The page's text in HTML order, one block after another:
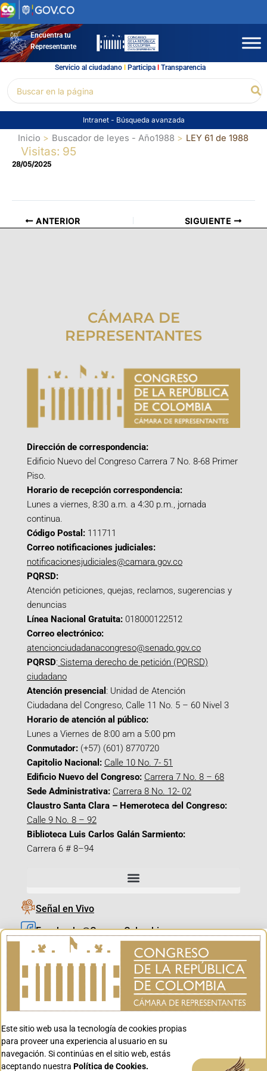
Ir
al
contenidoEncuentra tu
Representante
Servicio al ciudadano l Participal Transparencia
por:
Intranet - Búsqueda avanzada
Inicio Buscador de leyes - Año1988 LEY 61 de 1988
Visitas: 95
28/05/2025
ANTERIOR SIGUIENTE
CÁMARA DE
REPRESENTANTES
Dirección de correspondencia:
Edificio Nuevo del Congreso Carrera 7 No. 8-68 Primer
Piso.
Horario de recepción correspondencia:
Lunes a viernes, 8:30 a.m. a 4:30 p.m., jornada
continua.
Código Postal: 111711
Correo notificaciones judiciales:
notificacionesjudiciales@camara.gov.co
PQRSD:
Atención peticiones, quejas, reclamos, sugerencias y
denuncias
Línea Nacional Gratuita: 018000122512
Correo electrónico:
atencionciudadanacongreso@senado.gov.co
PQRSD: Sistema derecho de petición (PQRSD)
ciudadano
Atención presencial : Unidad de Atención
Ciudadana del Congreso, Calle 11 No. 5 – 60 Nivel 3
Horario de atención al público:
Lunes a Viernes de 8:00 am a 5:00 pm
Conmutador: (+57) (601) 8770720
Capitolio Nacional: Calle 10 No. 7- 51
Edificio Nuevo del Congreso: Carrera 7 No. 8 – 68
Sede Administrativa: Carrera 8 No. 12- 02
Claustro Santa Clara – Hemeroteca del Congreso:
Calle 9 No. 8 – 92
Biblioteca Luis Carlos Galán Sarmiento:
Carrera 6 # 8–94
Señal en Vivo
Facebook_@CamaraColombia
Instagram_@CamaraColombia
X_@CamaraColombia
Youtube_@CamaraColombia
Youtube_@CanalCongreso
Este sitio web usa la tecnología de cookies propias
para proveer una experiencia al usuario en su
navegación. Si continúas en el sitio web, estás
aceptando nuestra Política de Cookies. Aceptar